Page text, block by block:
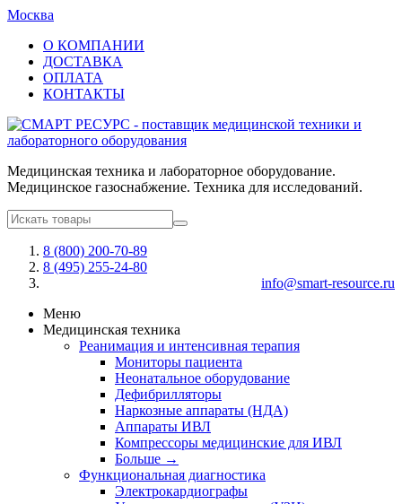
Москва
О КОМПАНИИ
ДОСТАВКА
ОПЛАТА
КОНТАКТЫ
Медицинская техника и лабораторное оборудование.
Медицинское газоснабжение. Техника для исследований.
8 (800) 200-70-89
8 (495) 255-24-80
info@smart-resource.ru
Меню
Медицинская техника
Реанимация и интенсивная терапия
Мониторы пациента
Неонатальное оборудование
Дефибрилляторы
Наркозные аппараты (НДА)
Аппараты ИВЛ
Компрессоры медицинские для ИВЛ
Больше →
Функциональная диагностика
Электрокардиографы